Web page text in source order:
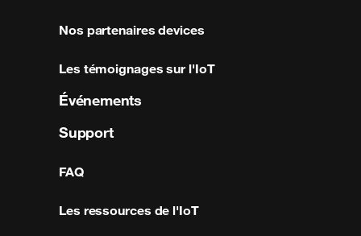
Nos partenaires devices
Les témoignages sur l'IoT
Événements
Support
FAQ
Les ressources de l'IoT